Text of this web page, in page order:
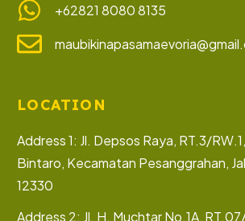
+62821 8080 8135
LOCATION
Address 1: Jl. Depsos Raya, RT.3/
Bintaro, Kecamatan Pesanggrahan,
12330
Address 2: Jl. H. Muchtar No.1A,